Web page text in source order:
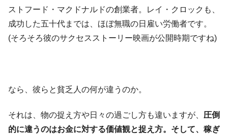
ストフード・マクドナルドの創業者。レイ・クロックも、
成功した五十代までは、ほぼ無職の日雇い労働者です。
(そろそろ彼のサクセスストーリー映画が公開時期ですね)
なら、彼らと貧乏人の何が違うのか。
それは、物の捉え方や日々の過ごし方も違いますが、 圧倒
的に違うのはお金に対する価値観と捉え方。そして、稼ぎ